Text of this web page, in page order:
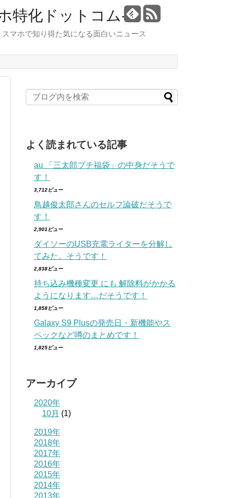
特化ドットコム-
マホで知り得た気になる面白いニュース
よく読まれている記事
au 「三太郎プチ福袋」の中身だそうで
す！
3,712ビュー
鳥越俊太郎さんのセルフ論破だそうで
す！
2,901ビュー
ダイソーのUSB充電ライターを分解し
てみた。そうです！
2,838ビュー
持ち込み機種変更 にも 解除料がかかる
ようになります…だそうです！
1,858ビュー
Galaxy S9 Plusの発売日・新機能やス
ペックなど噂のまとめです！
1,825ビュー
アーカイブ
2020年
10月 (1)
2019年
2018年
2017年
2016年
2015年
2014年
2013年